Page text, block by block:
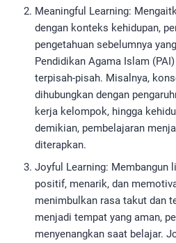
Meaningful Learning:
dengan konteks kehidupan,
pengetahuan sebelumnya
Pendidikan Agama Islam
terpisah-pisah. Misalnya,
dihubungkan dengan
kerja kelompok, hingga
demikian, pembelajaran
diterapkan.
Joyful Learning: Membangun
positif, menarik, dan
menimbulkan rasa takut dan
menjadi tempat yang aman,
menyenangkan saat belajar.